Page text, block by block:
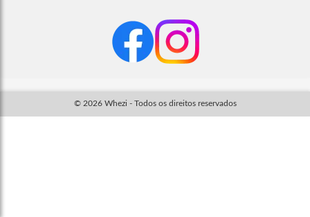
© 2026 Whezi - Todos os direitos reservados